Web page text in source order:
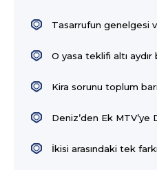
Tasarrufun genelgesi
O yasa teklifi altı aydır
Kira sorunu toplum
Deniz’den Ek MTV’ye
İkisi arasındaki tek